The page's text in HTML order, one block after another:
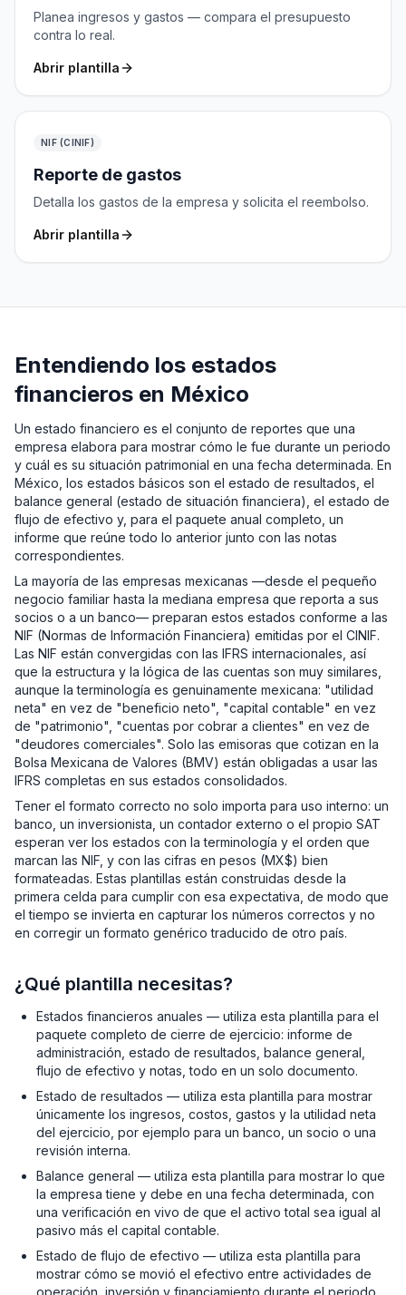
Planea ingresos y gastos — compara el presupuesto
contra lo real.
Abrir plantilla
NIF (CINIF)
Reporte de gastos
Detalla los gastos de la empresa y solicita el reembolso.
Abrir plantilla
Entendiendo los estados
financieros en México
Un estado financiero es el conjunto de reportes que una
empresa elabora para mostrar cómo le fue durante un periodo
y cuál es su situación patrimonial en una fecha determinada. En
México, los estados básicos son el estado de resultados, el
balance general (estado de situación financiera), el estado de
flujo de efectivo y, para el paquete anual completo, un
informe que reúne todo lo anterior junto con las notas
correspondientes.
La mayoría de las empresas mexicanas —desde el pequeño
negocio familiar hasta la mediana empresa que reporta a sus
socios o a un banco— preparan estos estados conforme a las
NIF (Normas de Información Financiera) emitidas por el CINIF.
Las NIF están convergidas con las IFRS internacionales, así
que la estructura y la lógica de las cuentas son muy similares,
aunque la terminología es genuinamente mexicana: "utilidad
neta" en vez de "beneficio neto", "capital contable" en vez
de "patrimonio", "cuentas por cobrar a clientes" en vez de
"deudores comerciales". Solo las emisoras que cotizan en la
Bolsa Mexicana de Valores (BMV) están obligadas a usar las
IFRS completas en sus estados consolidados.
Tener el formato correcto no solo importa para uso interno: un
banco, un inversionista, un contador externo o el propio SAT
esperan ver los estados con la terminología y el orden que
marcan las NIF, y con las cifras en pesos (MX$) bien
formateadas. Estas plantillas están construidas desde la
primera celda para cumplir con esa expectativa, de modo que
el tiempo se invierta en capturar los números correctos y no
en corregir un formato genérico traducido de otro país.
¿Qué plantilla necesitas?
Estados financieros anuales — utiliza esta plantilla para el
paquete completo de cierre de ejercicio: informe de
administración, estado de resultados, balance general,
flujo de efectivo y notas, todo en un solo documento.
Estado de resultados — utiliza esta plantilla para mostrar
únicamente los ingresos, costos, gastos y la utilidad neta
del ejercicio, por ejemplo para un banco, un socio o una
revisión interna.
Balance general — utiliza esta plantilla para mostrar lo que
la empresa tiene y debe en una fecha determinada, con
una verificación en vivo de que el activo total sea igual al
pasivo más el capital contable.
Estado de flujo de efectivo — utiliza esta plantilla para
mostrar cómo se movió el efectivo entre actividades de
operación, inversión y financiamiento durante el periodo.